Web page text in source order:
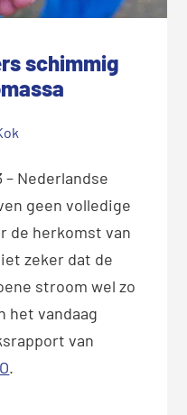
schimmig
– Nederlandse
geen volledige
de herkomst van
zeker dat de
stroom wel zo
het vandaag
van
.